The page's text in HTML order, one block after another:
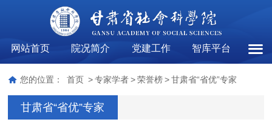
网站首页 院况简介 党建工作 智库平台
甘肃
您的位置： 首页 > 专家学者 > 荣誉榜 > 甘肃省“省优”专家
甘肃省“省优”专家